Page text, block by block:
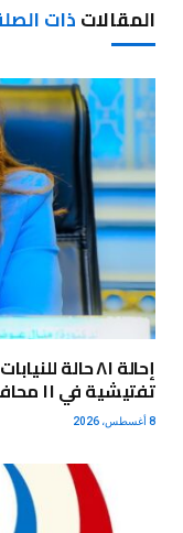
المقالاتذات
إحالة ٨١ حالة
تفتيشية في ١١ محافظة
8 أغسطس، 2026